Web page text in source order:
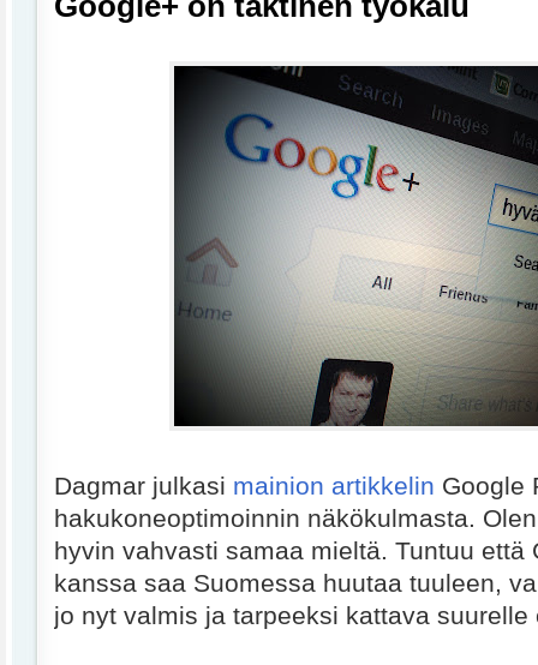
Dagmar julkasi mainion artikkelin Google
hakukoneoptimoinnin näkökulmasta.
hyvin vahvasti samaa mieltä. Tuntuu että
kanssa saa Suomessa huutaa tuuleen,
jo nyt valmis ja tarpeeksi kattava